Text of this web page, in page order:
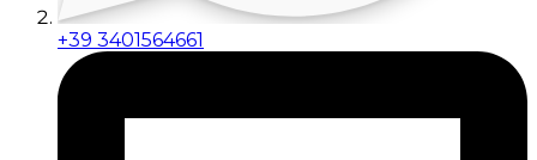
+39 3401564661